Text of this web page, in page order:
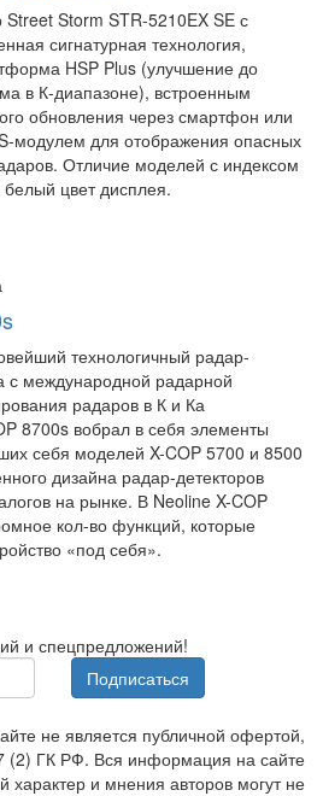
Street Storm STR-5210EX SE с
сигнатурная технология,
HSP Plus (улучшение до
в К-диапазоне), встроенным
обновления через смартфон или
модулем для отображения опасных
Отличие моделей с индексом
белый цвет дисплея.
технологичный радар-
с международной радарной
радаров в К и Ка
8700s вобрал в себя элементы
себя моделей X-COP 5700 и 8500
дизайна радар-детекторов
на рынке. В Neoline X-COP
кол-во функций, которые
«под себя».
и спецпредложений!
Подписаться
не является публичной офертой,
(2) ГК РФ. Вся информация на сайте
характер и мнения авторов могут не